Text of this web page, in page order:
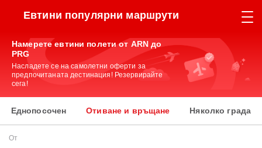
Евтини популярни маршрути
Намерете евтини полети от ARN до
PRG
Насладете се на самолетни оферти за
предпочитаната дестинация! Резервирайте
сега!
Еднопосочен Отиване и връщане Няколко града
От